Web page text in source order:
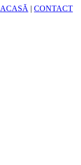
ACASĂ | CONTACT